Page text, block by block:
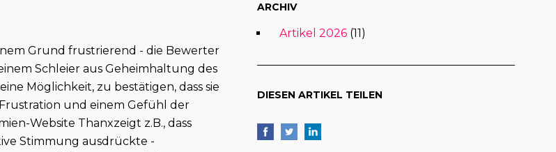
Grund frustrierend - die Bewerter
Schleier aus Geheimhaltung des
Möglichkeit, zu bestätigen, dass sie
und einem Gefühl der
Website Thanxzeigt z.B., dass
Stimmung ausdrückte -
ARCHIV
Artikel 2026(11)
DIESEN ARTIKEL TEILEN